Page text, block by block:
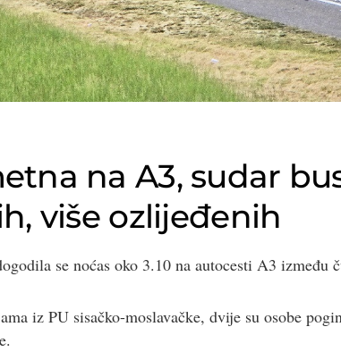
na A3, sudar
više ozlijeđenih
se noćas oko 3.10 na autocesti A3 između
iz PU sisačko-moslavačke, dvije su osobe